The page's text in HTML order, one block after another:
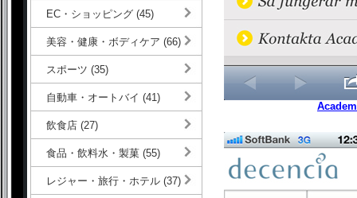
EC・ショッピング (45)
美容・健康・ボディケア (66)
スポーツ (35)
自動車・オートバイ (41)
飲食店 (27)
食品・飲料水・製菓 (55)
レジャー・旅行・ホテル (37)